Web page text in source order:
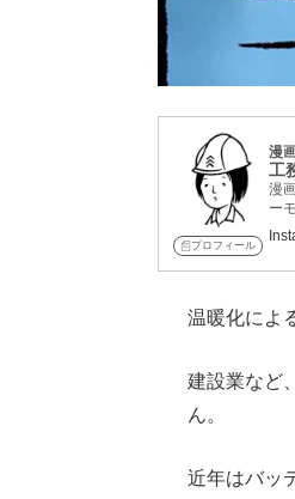
プロフィール
漫
工
漫
ー
発売
温暖化によ
建設業など
ん。
近年はバッ